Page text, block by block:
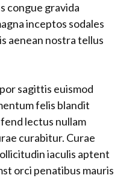
congue gravida
inceptos sodales
aenean nostra tellus
sagittis euismod
felis blandit
lectus nullam
curabitur. Curae
iaculis aptent
orci penatibus mauris